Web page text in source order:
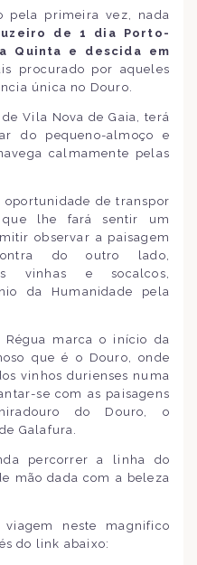
pela primeira vez, nada
de 1 dia
Porto-
Quinta e descida em
procurado por aqueles
única no Douro.
Vila Nova de Gaia, terá
do pequeno-almoço e
calmamente pelas
de transpor
que lhe fará sentir um
observar a paisagem
do outro lado,
vinhas e socalcos,
da Humanidade pela
Régua marca o início da
que é o Douro, onde
vinhos durienses numa
se com as paisagens
do Douro, o
Galafura.
percorrer a linha do
mão dada com a beleza
neste magnifico
do link abaixo: